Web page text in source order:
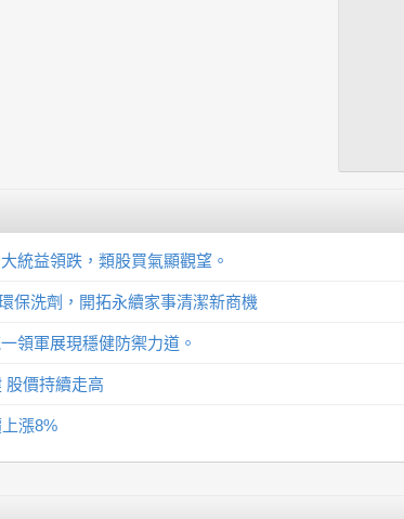
統益領跌，類股買氣顯觀望。
保洗劑，開拓永續家事清潔新商機
領軍展現穩健防禦力道。
股價持續走高
漲8%